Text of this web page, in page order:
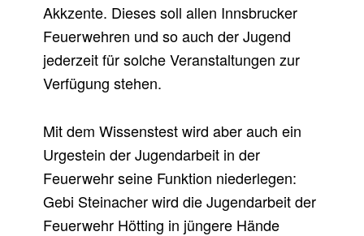
Akkzente. Dieses soll allen Innsbrucker
Feuerwehren und so auch der Jugend
jederzeit für solche Veranstaltungen zur
Verfügung stehen.
Mit dem Wissenstest wird aber auch ein
Urgestein der Jugendarbeit in der
Feuerwehr seine Funktion niederlegen:
Gebi Steinacher wird die Jugendarbeit der
Feuerwehr Hötting in jüngere Hände